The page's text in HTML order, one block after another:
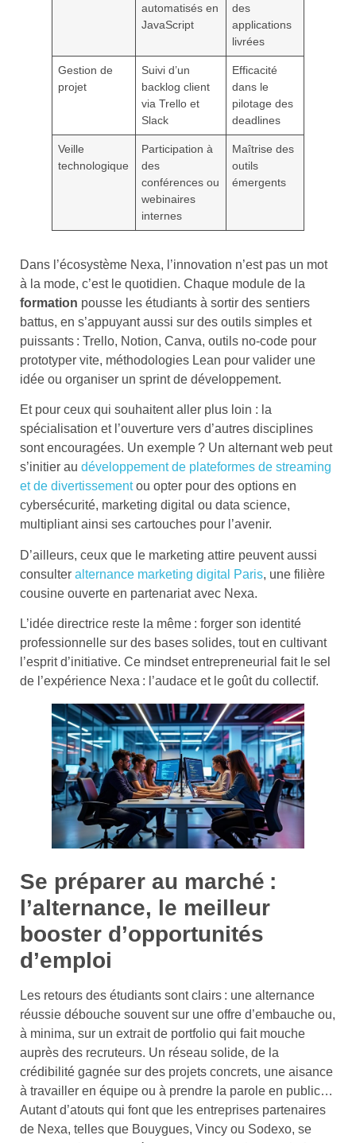
automatisés en
JavaScript
des
applications
livrées
Gestion de
projet
Suivi d’un
backlog client
via Trello et
Slack
Efficacité
dans le
pilotage des
deadlines
Veille
technologique
Participation à
des
conférences ou
webinaires
internes
Maîtrise des
outils
émergents
Dans l’écosystème Nexa, l’innovation n’est pas un mot
à la mode, c’est le quotidien. Chaque module de la
formation pousse les étudiants à sortir des sentiers
battus, en s’appuyant aussi sur des outils simples et
puissants : Trello, Notion, Canva, outils no-code pour
prototyper vite, méthodologies Lean pour valider une
idée ou organiser un sprint de développement.
Et pour ceux qui souhaitent aller plus loin : la
spécialisation et l’ouverture vers d’autres disciplines
sont encouragées. Un exemple ? Un alternant web peut
s’initier au développement de plateformes de streaming
et de divertissementou opter pour des options en
cybersécurité, marketing digital ou data science,
multipliant ainsi ses cartouches pour l’avenir.
D’ailleurs, ceux que le marketing attire peuvent aussi
consulter alternance marketing digital Paris, une filière
cousine ouverte en partenariat avec Nexa.
L’idée directrice reste la même : forger son identité
professionnelle sur des bases solides, tout en cultivant
l’esprit d’initiative. Ce mindset entrepreneurial fait le sel
de l’expérience Nexa : l’audace et le goût du collectif.
Se préparer au marché :
l’alternance, le meilleur
booster d’opportunités
d’emploi
Les retours des étudiants sont clairs : une alternance
réussie débouche souvent sur une offre d’embauche ou,
à minima, sur un extrait de portfolio qui fait mouche
auprès des recruteurs. Un réseau solide, de la
crédibilité gagnée sur des projets concrets, une aisance
à travailler en équipe ou à prendre la parole en public…
Autant d’atouts qui font que les entreprises partenaires
de Nexa, telles que Bouygues, Vincy ou Sodexo, se